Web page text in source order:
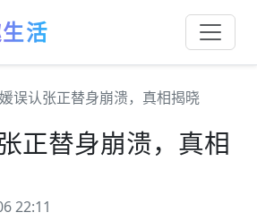
活
误认张正替身崩溃，真相揭晓
正替身崩溃，真相
22:11